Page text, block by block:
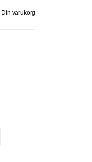
| Din varukorg